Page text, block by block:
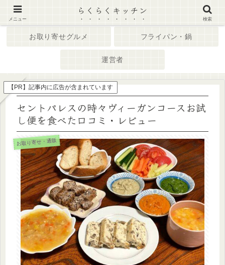
キッチン家電
お取り寄せグルメ フライパン・鍋
運営者
【PR】記事内に広告が含まれています
セントパレスの時々ヴィーガンコースお試
し便を食べた口コミ・レビュー
お取り寄せ・通販
メニュー
らくらくキッチン
検索